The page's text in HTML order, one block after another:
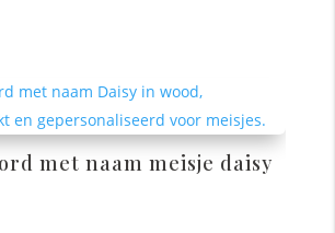
met naam meisje daisy